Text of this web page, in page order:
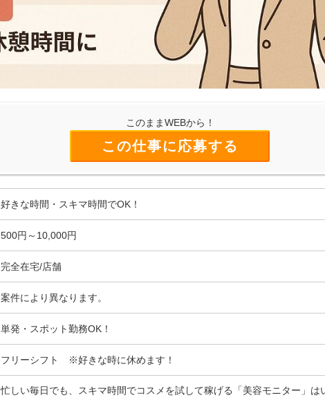
このままWEBから！
この仕事に応募する
好きな時間・スキマ時間でOK！
500円～10,000円
完全在宅/店舗
案件により異なります。
単発・スポット勤務OK！
フリーシフト ※好きな時に休めます！
忙しい毎日でも、スキマ時間でコスメを試して稼げる「美容モニター」は